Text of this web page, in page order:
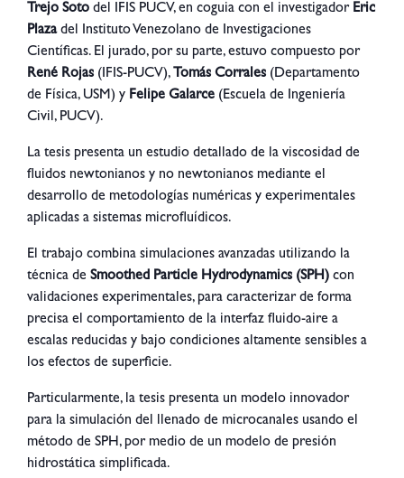
Trejo Soto del IFIS PUCV, en coguia con el investigador Eric
Plazadel Instituto Venezolano de Investigaciones
Científicas. El jurado, por su parte, estuvo compuesto por
René Rojas (IFIS-PUCV),Tomás Corrales (Departamento
de Física, USM) y Felipe Galarce (Escuela de Ingeniería
Civil, PUCV).
La tesis presenta un estudio detallado de la viscosidad de
fluidos newtonianos y no newtonianos mediante el
desarrollo de metodologías numéricas y experimentales
aplicadas a sistemas microfluídicos.
El trabajo combina simulaciones avanzadas utilizando la
técnica de Smoothed Particle Hydrodynamics (SPH) con
validaciones experimentales, para caracterizar de forma
precisa el comportamiento de la interfaz fluido-aire a
escalas reducidas y bajo condiciones altamente sensibles a
los efectos de superficie.
Particularmente, la tesis presenta un modelo innovador
para la simulación del llenado de microcanales usando el
método de SPH, por medio de un modelo de presión
hidrostática simplificada.